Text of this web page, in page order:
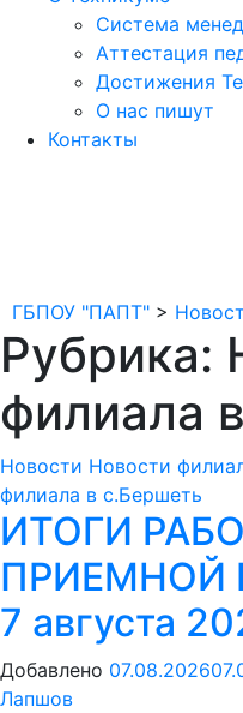
Система
Аттестация
Достижения
О нас пишут
Контакты
ГБПОУ "ПАПТ" >
Рубрика:
филиала
Новости Новости
филиала в с.Бершеть
ИТОГИ
ПРИЕМНОЙ
7 августа
Добавлено 07.08.2026
Лапшов